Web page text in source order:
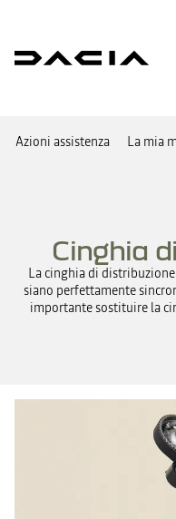
Azioni assistenza La mia
Cinghia
La cinghia di
siano perfettamente
importante sostituire la